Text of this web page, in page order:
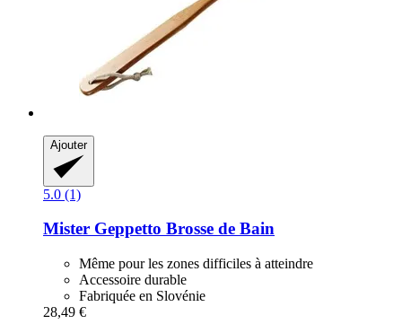
Ajouter
5.0 (1)
Mister Geppetto Brosse de Bain
Même pour les zones difficiles à atteindre
Accessoire durable
Fabriquée en Slovénie
28,49 €